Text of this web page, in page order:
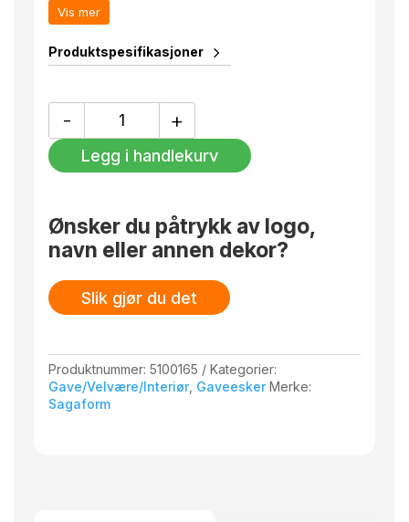
Størrelse: 400x220x400 mm
Vis mer
Produktspesifikasjoner
-
Gift
Pose
Medium
+
Legg i handlekurv
Ønsker du påtrykk av logo,
navn eller annen dekor?
Slik gjør du det
Produktnummer:5100165
Kategorier:
Gave/Velvære/Interiør, Gaveesker Merke:
Sagaform